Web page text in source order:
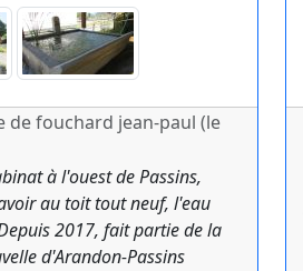
de fouchard jean-paul (le
à l'ouest de Passins,
au toit tout neuf, l'eau
2017, fait partie de la
d'Arandon-Passins